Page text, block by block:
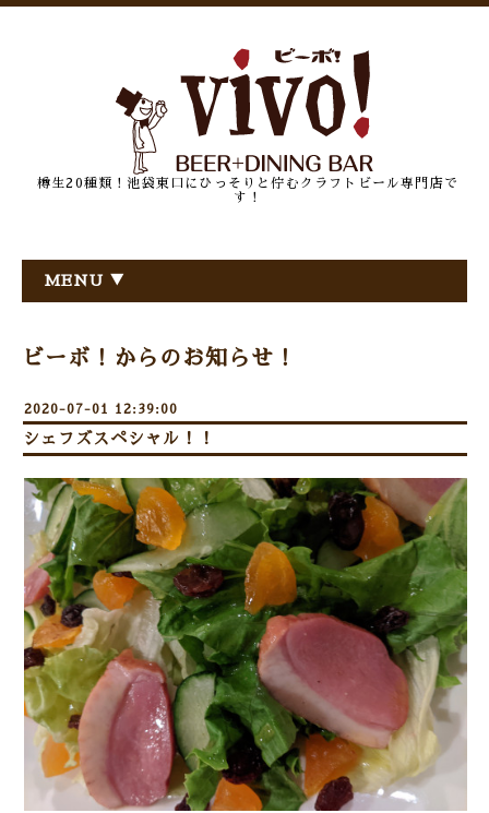
樽生20種類！池袋東口にひっそりと佇むクラフトビール専門店で
す！
MENU ▼
ビーボ！からのお知らせ！
2020-07-01 12:39:00
シェフズスペシャル！！